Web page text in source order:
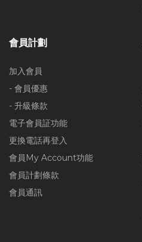
會員計劃
加入會員
- 會員優惠
- 升級條款
電子會員証功能
更換電話再登入
會員My Account功能
會員計劃條款
會員通訊